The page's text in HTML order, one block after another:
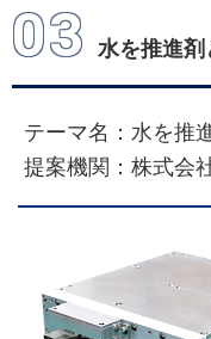
機製作
2025/08/06
【重要
JAXA-
2025/01/07
03 水を推進
テーマ名：水を推
提案機関：株式会